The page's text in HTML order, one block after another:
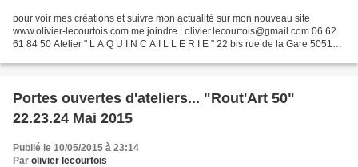
pour voir mes créations et suivre mon actualité sur mon nouveau site
www.olivier-lecourtois.com me joindre : olivier.lecourtois@gmail.com 06 62
61 84 50 Atelier " L A Q U I N C A I L L E R I E " 22 bis rue de la Gare 50510
Portes ouvertes d'ateliers... "Rout'Art 50"
22.23.24 Mai 2015
Publié le 10/05/2015 à 23:14
Par olivier lecourtois